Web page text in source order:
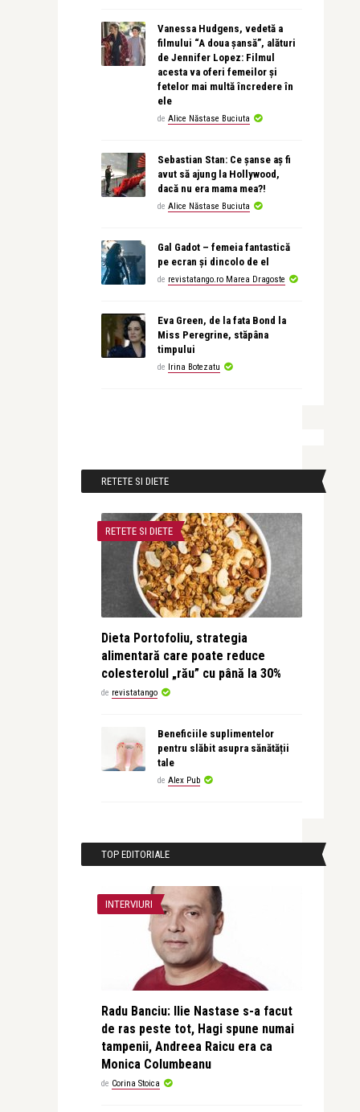
Vanessa Hudgens, vedetă a
filmului “A doua șansă”, alături
de Jennifer Lopez: Filmul
acesta va oferi femeilor și
fetelor mai multă încredere în
ele
de Alice Năstase Buciuta
Sebastian Stan: Ce șanse aș fi
avut să ajung la Hollywood,
dacă nu era mama mea?!
de Alice Năstase Buciuta
Gal Gadot – femeia fantastică
pe ecran și dincolo de el
de revistatango.ro Marea Dragoste
Eva Green, de la fata Bond la
Miss Peregrine, stăpâna
timpului
de Irina Botezatu
RETETE SI DIETE
RETETE SI DIETE
Dieta Portofoliu, strategia
alimentară care poate reduce
colesterolul „rău” cu până la 30%
de revistatango
Beneficiile suplimentelor
pentru slăbit asupra sănătății
tale
de Alex Pub
TOP EDITORIALE
INTERVIURI
Radu Banciu: Ilie Nastase s-a facut
de ras peste tot, Hagi spune numai
tampenii, Andreea Raicu era ca
Monica Columbeanu
de Corina Stoica